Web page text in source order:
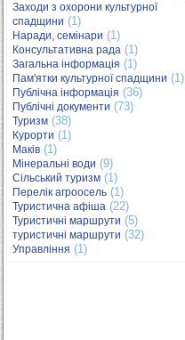
Заходи з охорони культурної
спадщини (1)
Наради, семінари (1)
Консультативна рада (1)
Загальна інформація (1)
Пам'ятки культурної спадщини (1)
Публічна інформація (36)
Публічні документи (73)
Туризм (38)
Курорти (1)
Маків (1)
Мінеральні води (9)
Сільський туризм (1)
Перелік агроосель (1)
Туристична афіша (22)
Туристичні маршрути (5)
туристичні маршрути (32)
Управління (1)